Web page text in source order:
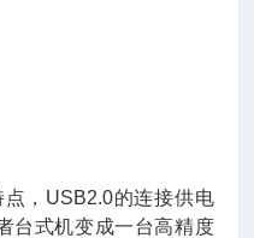
，USB2.0的连接供电
台式机变成一台高精度